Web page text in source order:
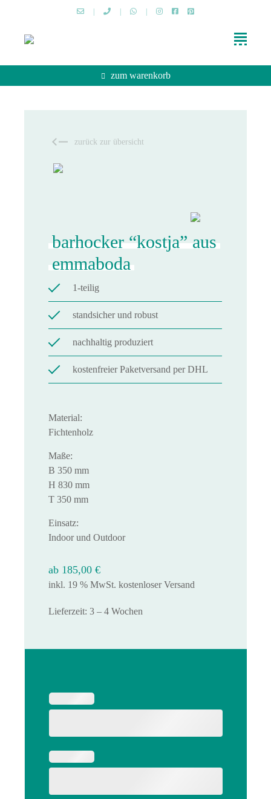
zum warenkorb
zurück zur übersicht
barhocker “kostja” aus
emmaboda
1-teilig
standsicher und robust
nachhaltig produziert
kostenfreier Paketversand per DHL
Material:
Fichtenholz
Maße:
B 350 mm
H 830 mm
T 350 mm
Einsatz:
Indoor und Outdoor
ab 185,00 €
inkl. 19 % MwSt. kostenloser Versand
Lieferzeit: 3 – 4 Wochen